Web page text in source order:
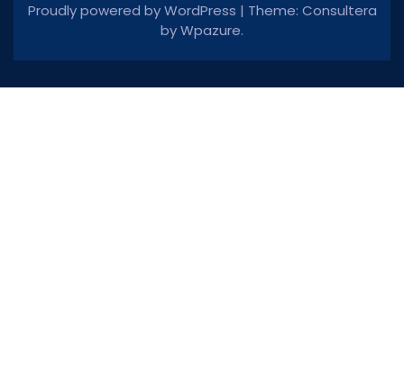
Proudly powered by WordPress | Theme: Consultera
byWpazure.